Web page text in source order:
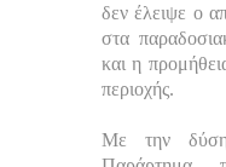
δεν έλειψε ο
στα
και η
περιοχής.
Με την